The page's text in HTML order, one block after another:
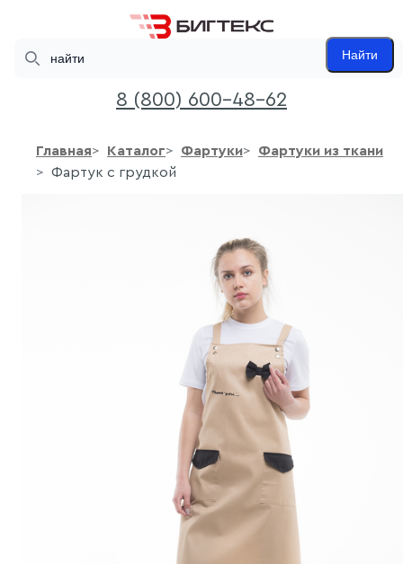
Найти
8 (800) 600-48-62
Главная Каталог Фартуки
Фартуки из ткани
Фартук с грудкой